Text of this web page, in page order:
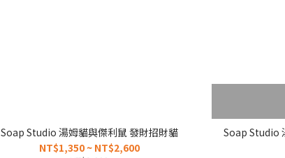
Soap Studio 湯姆貓與傑利鼠 發財招財貓
NT$1,350 ~ NT$2,600
Soap Studio